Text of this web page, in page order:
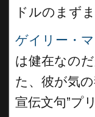
ドルのまず
ゲイリー・
は健在なの
た、彼が気
宣伝文句”プ